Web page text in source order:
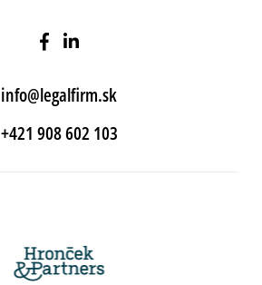
info@legalfirm.sk
+421 908 602 103